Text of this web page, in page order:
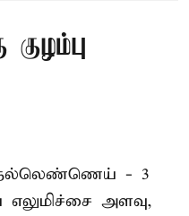
- 3
எலுமிச்சை அளவு,